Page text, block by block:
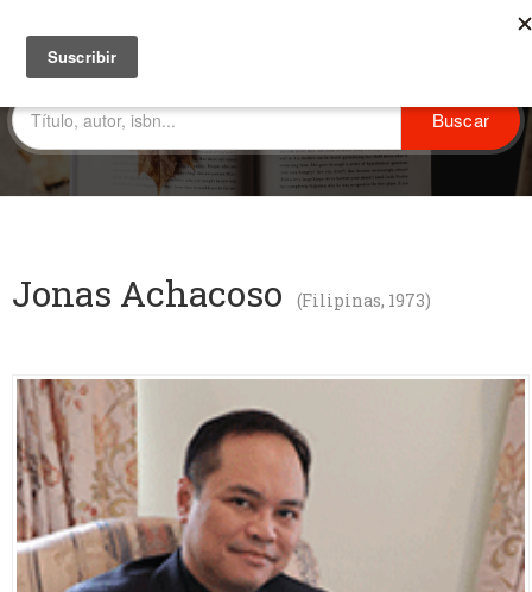
Jonas Achacoso (Filipinas, 1973)